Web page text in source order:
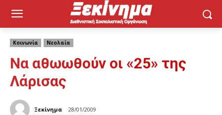
Κοινωνία Νεολαία
Να αθωωθούν οι «25» της
Λάρισας
Ξεκίνημα 28/01/2009